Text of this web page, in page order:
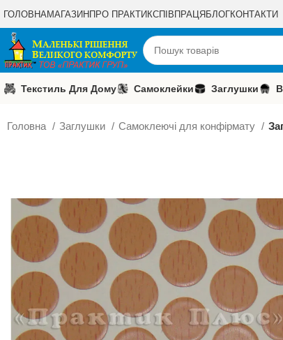
ГОЛОВНАМАГАЗИНПРО ПРАКТИКСПІВПРАЦЯБЛОГКОНТАКТИ
Текстиль Для Дому Самоклейки Заглушки
Головна Заглушки Самоклеючі для конфірмату